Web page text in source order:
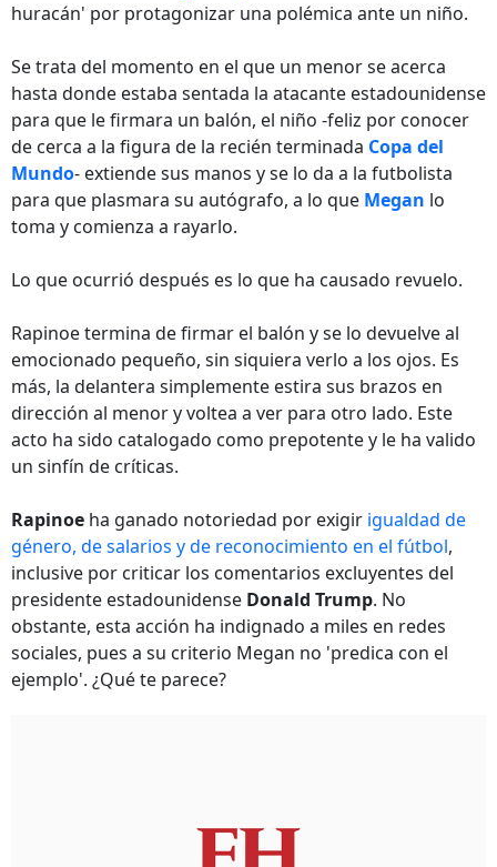
La divertida
Cristiano Ronaldo en
la Juventus
Cristiano Ronaldo
entrenamiento con
la Juventus
huracán' por protagonizar una polémica ante un niño.
Se trata del momento en el que un menor se acerca
hasta donde estaba sentada la atacante estadounidense
para que le firmara un balón, el niño -feliz por conocer
de cerca a la figura de la recién terminada Copa del
Mundo- extiende sus manos y se lo da a la futbolista
para que plasmara su autógrafo, a lo que Megan lo
toma y comienza a rayarlo.
Lo que ocurrió después es lo que ha causado revuelo.
Rapinoe termina de firmar el balón y se lo devuelve al
emocionado pequeño, sin siquiera verlo a los ojos. Es
más, la delantera simplemente estira sus brazos en
dirección al menor y voltea a ver para otro lado. Este
acto ha sido catalogado como prepotente y le ha valido
un sinfín de críticas.
Rapinoe ha ganado notoriedad por exigir igualdad de
género, de salarios y de reconocimiento en el fútbol,
inclusive por criticar los comentarios excluyentes del
presidente estadounidense Donald Trump. No
obstante, esta acción ha indignado a miles en redes
sociales, pues a su criterio Megan no 'predica con el
ejemplo'. ¿Qué te parece?